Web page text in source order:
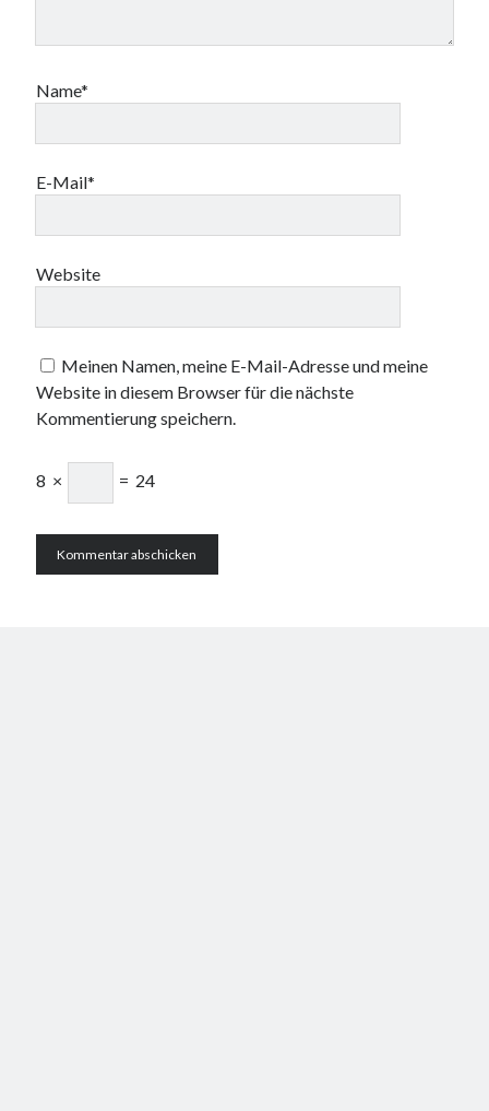
Name*
E-Mail*
Website
Meinen Namen, meine E-Mail-Adresse und meine
Website in diesem Browser für die nächste
Kommentierung speichern.
8 × = 24